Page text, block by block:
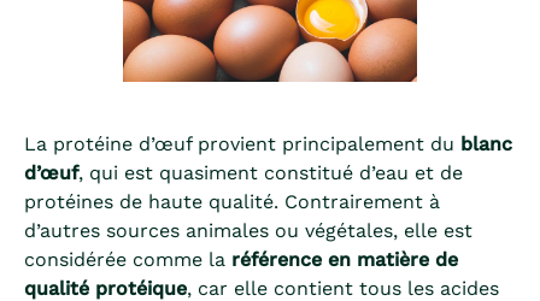
La protéine d’œuf provient principalement du blanc
d’œuf, qui est quasiment constitué d’eau et de
protéines de haute qualité. Contrairement à
d’autres sources animales ou végétales, elle est
considérée comme la référence en matière de
qualité protéique, car elle contient tous les acides